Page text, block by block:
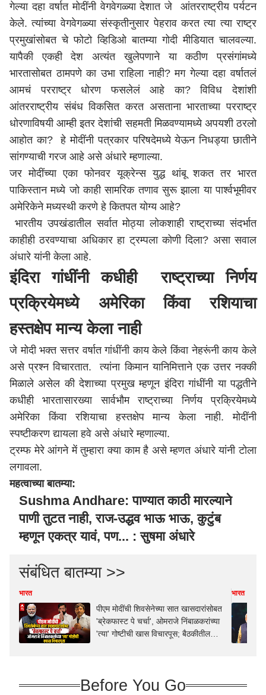
गेल्या दहा वर्षात मोदींनी वेगवेगळ्या देशात जे आंतरराष्ट्रीय पर्यटन
केले. त्यांच्या वेगवेगळ्या संस्कृतीनुसार पेहराव करत त्या त्या राष्ट्र
प्रमुखांसोबत चे फोटो व्हिडिओ बातम्या गोदी मीडियात चालवल्या.
यापैकी एकही देश अत्यंत खुलेपणाने या कठीण प्रसंगांमध्ये
भारतासोबत ठामपणे का उभा राहिला नाही? मग गेल्या दहा वर्षातलं
आमचं परराष्ट्र धोरण फसलेलं आहे का? विविध देशांशी
आंतरराष्ट्रीय संबंध विकसित करत असताना भारताच्या परराष्ट्र
धोरणाविषयी आम्ही इतर देशांची सहमती मिळवण्यामध्ये अपयशी ठरलो
आहोत का? हे मोदींनी पत्रकार परिषदेमध्ये येऊन निधड्या छातीने
सांगण्याची गरज आहे असे अंधारे म्हणाल्या.
जर मोदींच्या एका फोनवर यूक्रेन्स युद्ध थांबू शकत तर भारत
पाकिस्तान मध्ये जो काही सामरिक तणाव सुरू झाला या पार्श्वभूमीवर
अमेरिकेने मध्यस्थी करणे हे कितपत योग्य आहे?
भारतीय उपखंडातील सर्वात मोठ्या लोकशाही राष्ट्राच्या संदर्भात
काहीही ठरवण्याचा अधिकार हा ट्रम्पला कोणी दिला? असा सवाल
अंधारे यांनी केला आहे.
इंदिरा गांधींनी कधीही राष्ट्राच्या निर्णय
प्रक्रियेमध्ये अमेरिका किंवा रशियाचा
हस्तक्षेप मान्य केला नाही
जे मोदी भक्त सत्तर वर्षात गांधींनी काय केले किंवा नेहरूंनी काय केले
असे प्रश्न विचारतात. त्यांना किमान यानिमित्ताने एक उत्तर नक्की
मिळाले असेल की देशाच्या प्रमुख म्हणून इंदिरा गांधींनी या पद्धतीने
कधीही भारतासारख्या सार्वभौम राष्ट्राच्या निर्णय प्रक्रियेमध्ये
अमेरिका किंवा रशियाचा हस्तक्षेप मान्य केला नाही. मोदींनी
स्पष्टीकरण द्यायला हवे असे अंधारे म्हणाल्या.
ट्रम्फ मेरे आंगने में तुम्हारा क्या काम है असे म्हणत अंधारे यांनी टोला
लगावला.
महत्वाच्या बातम्या:
Sushma Andhare: पाण्यात काठी मारल्याने
पाणी तुटत नाही, राज-उद्धव भाऊ भाऊ, कुटुंब
म्हणून एकत्र यावं, पण... : सुषमा अंधारे
संबंधित बातम्या >>
भारत
पीएम मोदींची शिवसेनेच्या सात खासदारांसोबत
'ब्रेकफास्ट पे चर्चा', ओमराजे निंबाळकरांच्या
'त्या' गोष्टीची खास विचारपूस; बैठकीतील
भारत
Before You Go